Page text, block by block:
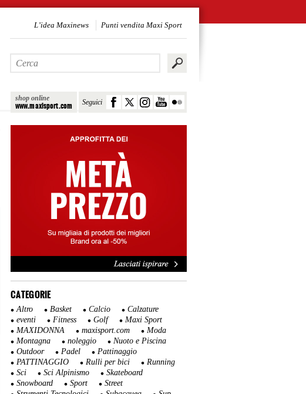
shop online
www.maxisport.com Seguici
L’idea Maxinews Punti vendita Maxi Sport
CATEGORIE
Altro Basket Calcio
Calzature
eventi
Fitness Golf
Maxi Sport
MAXIDONNA
maxisport.com
Moda
Montagna
noleggio
Nuoto e Piscina
Outdoor
Padel
Pattinaggio
PATTINAGGIO
Rulli per bici
Running
Sci
Sci Alpinismo
Skateboard
Snowboard
Sport
Street